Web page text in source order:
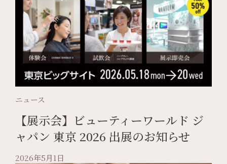
ニュース
【展示会】ビューティーワールド ジ
ャパン 東京 2026 出展のお知らせ
2026年5月1日